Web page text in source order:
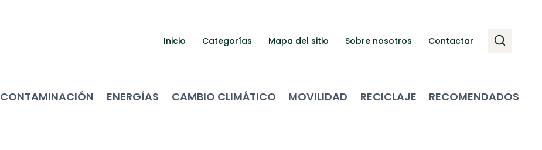
Inicio Categorías Mapa del sitio Sobre nosotros Contactar
CONTAMINACIÓN ENERGÍAS CAMBIO CLIMÁTICO MOVILIDAD RECICLAJE RECOMENDADOS